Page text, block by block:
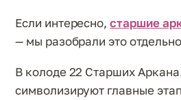
Если интересно,старшие
— мы разобрали это
В колоде 22 Старших
символизируют главные